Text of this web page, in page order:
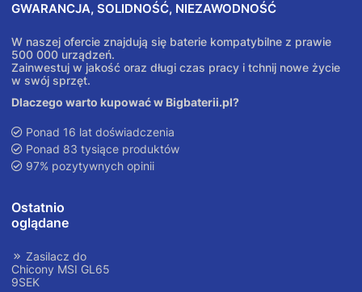
GWARANCJA, SOLIDNOŚĆ, NIEZAWODNOŚĆ
W naszej ofercie znajdują się baterie kompatybilne z prawie
500 000 urządzeń.
Zainwestuj w jakość oraz długi czas pracy i tchnij nowe życie
w swój sprzęt.
Dlaczego warto kupować w Bigbaterii.pl?
Ponad 16 lat doświadczenia
Ponad 83 tysiące produktów
97% pozytywnych opinii
Ostatnio
oglądane
Zasilacz do
Chicony MSI GL65
9SEK